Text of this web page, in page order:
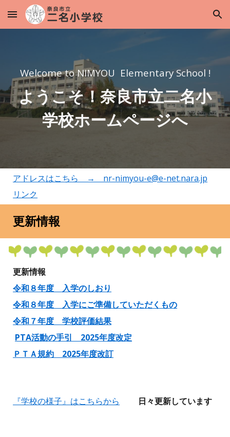
Skip to main content Skip to navigation
Welcome to NIMYOU Elementary School !
ようこそ！奈良市立二名小
学校ホームページへ
アドレスはこちら → nr-nimyou-e@e-net.nara.jp
リンク
更新情報
更新情報
令和８年度 入学のしおり
令和８年度 入学にご準備していただくもの
令和７年度 学校評価結果
PTA活動の手引 2025年度改定
ＰＴＡ規約 2025年度改訂
『学校の様子』はこちらから 日々更新しています